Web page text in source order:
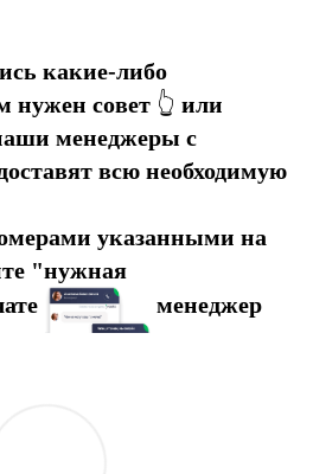
какие-либо
нужен совет 👆 или
менеджеры с
всю необходимую
указанными на
"нужная
менеджер